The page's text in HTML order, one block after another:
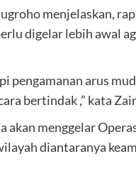
menjelaskan,
digelar lebih awal
pengamanan arus
bertindak ,” kata
akan menggelar
diantaranya